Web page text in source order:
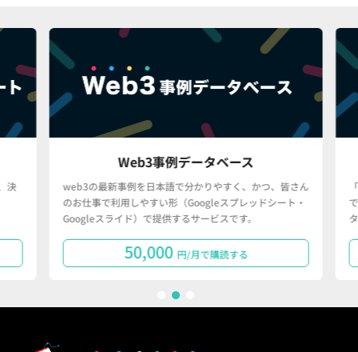
Web3事例データベース
web3の最新事例を日本語で分かりやすく、かつ、皆さん
のお仕事で利用しやすい形（Googleスプレッドシート・
Googleスライド）で提供するサービスです。
50,000 円/月で購読する